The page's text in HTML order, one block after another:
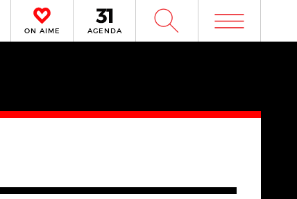
ON AIME AGENDA W m